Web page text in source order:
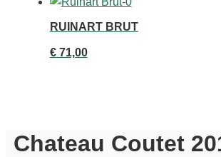
RUINART BRUT
€71,00
Chateau Coutet